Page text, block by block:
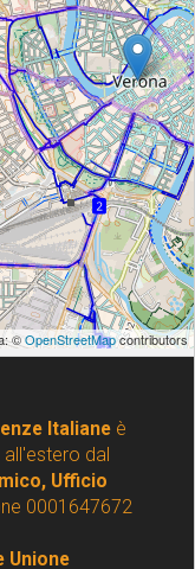
Italianeè
dal
Ufficio
0001647672
Unione